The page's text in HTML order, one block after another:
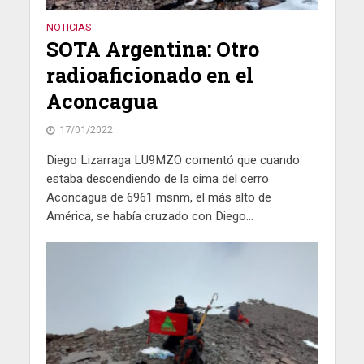
NOTICIAS
SOTA Argentina: Otro
radioaficionado en el
Aconcagua
17/01/2022
Diego Lizarraga LU9MZO comentó que cuando
estaba descendiendo de la cima del cerro
Aconcagua de 6961 msnm, el más alto de
América, se había cruzado con Diego...